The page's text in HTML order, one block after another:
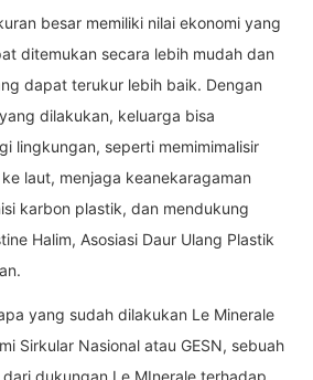
besar memiliki nilai ekonomi yang
ditemukan secara lebih mudah dan
dapat terukur lebih baik. Dengan
dilakukan, keluarga bisa
lingkungan, seperti memimimalisir
laut, menjaga keanekaragaman
karbon plastik, dan mendukung
Halim, Asosiasi Daur Ulang Plastik
yang sudah dilakukan Le Minerale
Sirkular Nasional atau GESN, sebuah
dukungan Le MInerale terhadap